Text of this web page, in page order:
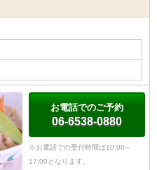
お電話でのご予約
06-6538-0880
※お電話での受付時間は10:00～
17:00となります。